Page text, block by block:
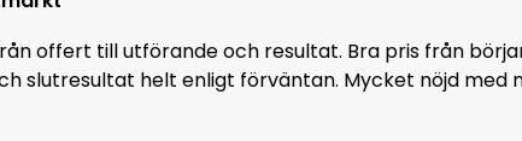
offert till utförande och resultat. Bra pris från
slutresultat helt enligt förväntan. Mycket nöjd med